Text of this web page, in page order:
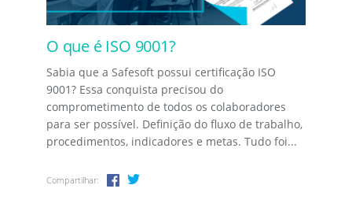
O que é ISO 9001?
Sabia que a Safesoft possui certificação ISO
9001? Essa conquista precisou do
comprometimento de todos os colaboradores
para ser possível. Definição do fluxo de trabalho,
procedimentos, indicadores e metas. Tudo foi...
Compartilhar: